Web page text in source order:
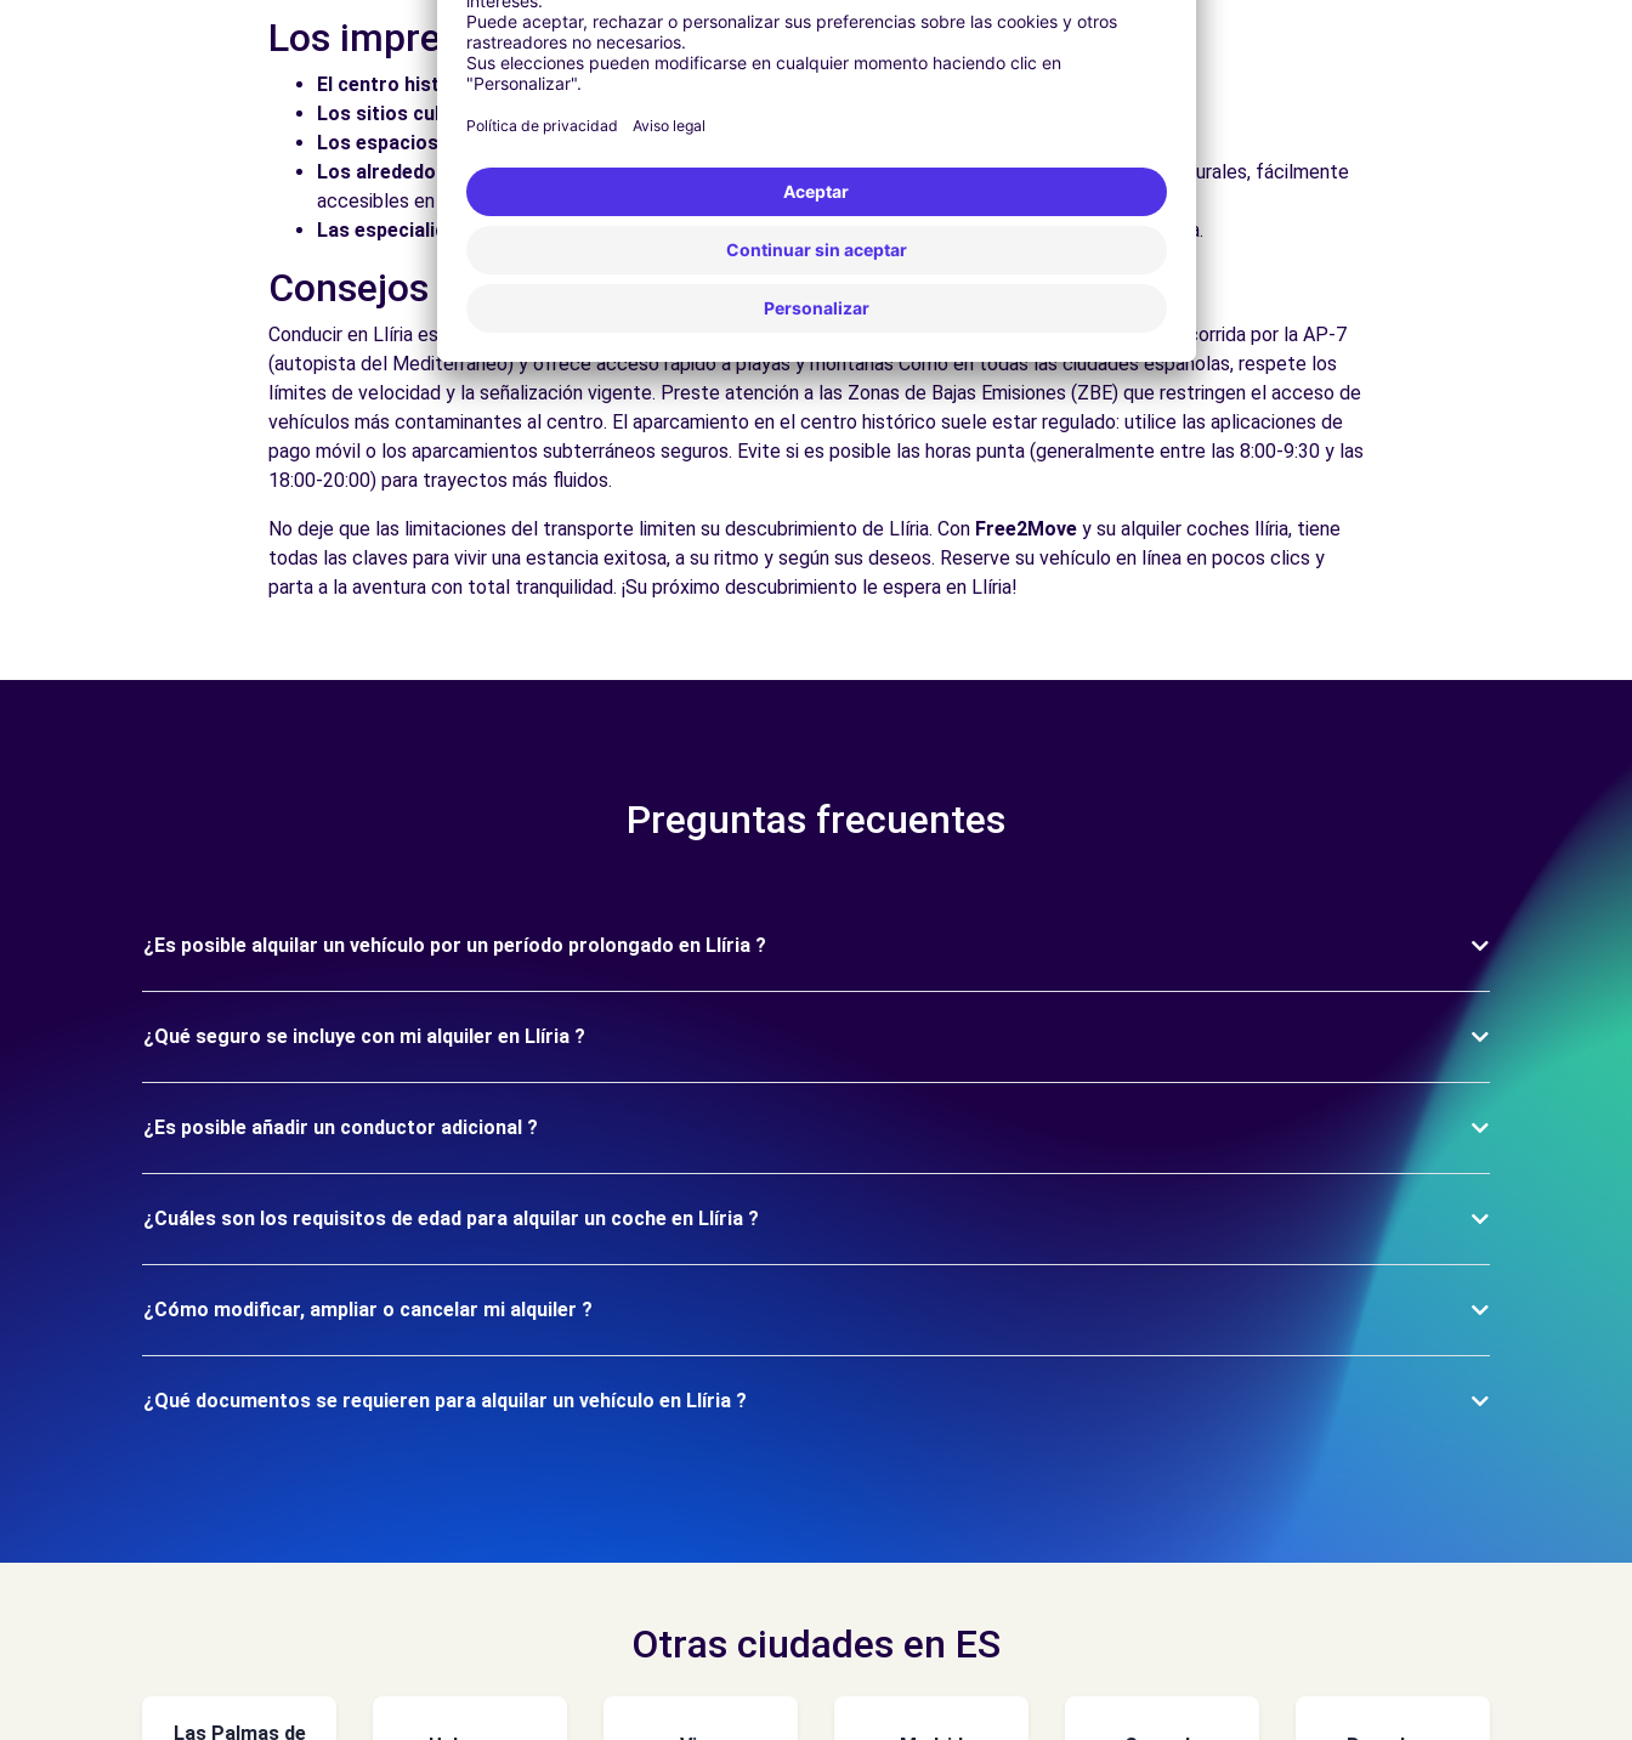
Los imprescindibles de Llíria y alrededores
El centro histórico:Pasee por las calles del casco antiguo y descubra su patrimonio arquitectónico.
Los sitios culturales:
Los espacios naturales:
Disfrute de los parques y jardines para un descanso en plena naturaleza.
Los alrededores:Explore las playas de la Costa Blanca y Dorada, el interior valenciano, los parques naturales, fácilmente
accesibles en coche.
Las especialidades locales:
Descubra la gastronomía regional en los restaurantes y mercados de Llíria.
Consejos prácticos para conducir en Llíria
Conducir en Llíria es accesible para todos los conductores con algunos consejos prácticos. la región está recorrida por la AP-7
(autopista del Mediterráneo) y ofrece acceso rápido a playas y montañas Como en todas las ciudades españolas, respete los
límites de velocidad y la señalización vigente. Preste atención a las Zonas de Bajas Emisiones (ZBE) que restringen el acceso de
vehículos más contaminantes al centro. El aparcamiento en el centro histórico suele estar regulado: utilice las aplicaciones de
pago móvil o los aparcamientos subterráneos seguros. Evite si es posible las horas punta (generalmente entre las 8:00-9:30 y las
18:00-20:00) para trayectos más fluidos.
No deje que las limitaciones del transporte limiten su descubrimiento de Llíria. Con Free2Move y su alquiler coches llíria, tiene
todas las claves para vivir una estancia exitosa, a su ritmo y según sus deseos. Reserve su vehículo en línea en pocos clics y
parta a la aventura con total tranquilidad. ¡Su próximo descubrimiento le espera en Llíria!
Preguntas frecuentes
¿Es posible alquilar un vehículo por un período prolongado en Llíria ?
¿Qué seguro se incluye con mi alquiler en Llíria ?
¿Es posible añadir un conductor adicional ?
¿Cuáles son los requisitos de edad para alquilar un coche en Llíria ?
¿Cómo modificar, ampliar o cancelar mi alquiler ?
¿Qué documentos se requieren para alquilar un vehículo en Llíria ?
Otras ciudades en ES
Las Palmas de